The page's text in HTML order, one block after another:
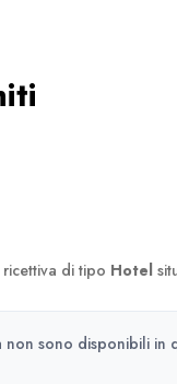
di tipo Hotel
non sono disponibili